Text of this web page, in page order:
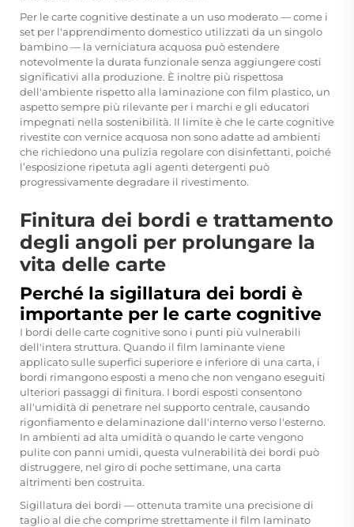
Per le carte cognitive destinate a un uso moderato — come i
set per l'apprendimento domestico utilizzati da un singolo
bambino — la verniciatura acquosa può estendere
notevolmente la durata funzionale senza aggiungere costi
significativi alla produzione. È inoltre più rispettosa
dell'ambiente rispetto alla laminazione con film plastico, un
aspetto sempre più rilevante per i marchi e gli educatori
impegnati nella sostenibilità. Il limite è che le carte cognitive
rivestite con vernice acquosa non sono adatte ad ambienti
che richiedono una pulizia regolare con disinfettanti, poiché
l’esposizione ripetuta agli agenti detergenti può
progressivamente degradare il rivestimento.
Finitura dei bordi e trattamento
degli angoli per prolungare la
vita delle carte
Perché la sigillatura dei bordi è
importante per le carte cognitive
I bordi delle carte cognitive sono i punti più vulnerabili
dell'intera struttura. Quando il film laminante viene
applicato sulle superfici superiore e inferiore di una carta, i
bordi rimangono esposti a meno che non vengano eseguiti
ulteriori passaggi di finitura. I bordi esposti consentono
all'umidità di penetrare nel supporto centrale, causando
rigonfiamento e delaminazione dall'interno verso l'esterno.
In ambienti ad alta umidità o quando le carte vengono
pulite con panni umidi, questa vulnerabilità dei bordi può
distruggere, nel giro di poche settimane, una carta
altrimenti ben costruita.
Sigillatura dei bordi — ottenuta tramite una precisione di
taglio al die che comprime strettamente il film laminato